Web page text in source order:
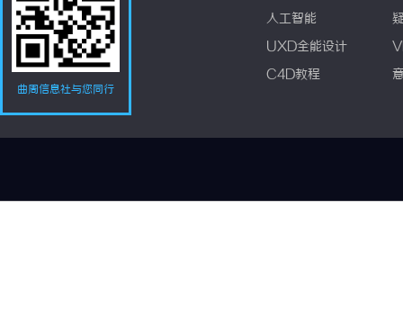
曲周信息社与您同行
人工智能
UXD全能设计
C4D教程